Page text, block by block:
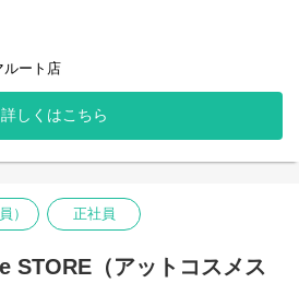
ルート店
詳しくはこちら
） 正社員
STORE（アットコスメス